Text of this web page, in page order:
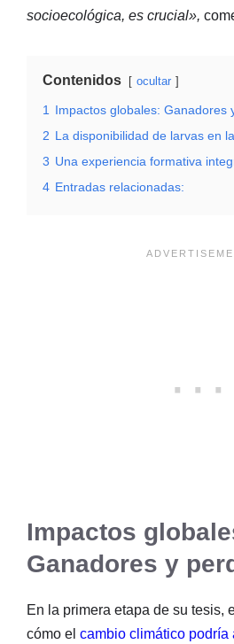
socioecológica, es crucial»,
Contenidos ocultar
1
Impactos globales: Ganadores
2 La disponibilidad de larvas en
3 Una experiencia formativa
4 Entradas relacionadas:
Impactos
Ganadores y
En la primera etapa de su tesis,
cómo el cambio climático podría